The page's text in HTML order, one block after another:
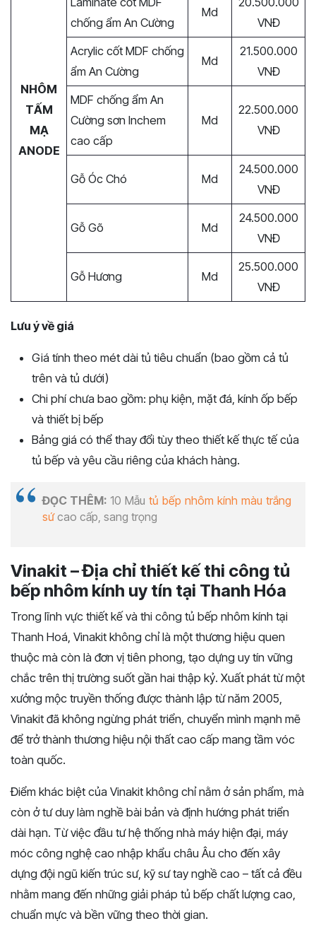
NHÔM
TẤM
MẠ
ANODE
chống ẩm An Cường
Md
VNĐ
Acrylic cốt MDF chống
ẩm An Cường
Md
21.500.000
VNĐ
MDF chống ẩm An
Cường sơn Inchem
cao cấp
Md
22.500.000
VNĐ
Gỗ Óc Chó Md
24.500.000
VNĐ
Gỗ Gõ Md
24.500.000
VNĐ
Gỗ Hương Md
25.500.000
VNĐ
Lưu ý về giá
Giá tính theo mét dài tủ tiêu chuẩn (bao gồm cả tủ
trên và tủ dưới)
Chi phí chưa bao gồm: phụ kiện, mặt đá, kính ốp bếp
và thiết bị bếp
Bảng giá có thể thay đổi tùy theo thiết kế thực tế của
tủ bếp và yêu cầu riêng của khách hàng.
ĐỌC THÊM: 10 Mẫu tủ bếp nhôm kính màu trắng
sứcao cấp, sang trọng
Vinakit – Địa chỉ thiết kế thi công tủ
bếp nhôm kính uy tín tại Thanh Hóa
Trong lĩnh vực thiết kế và thi công tủ bếp nhôm kính tại
Thanh Hoá, Vinakit không chỉ là một thương hiệu quen
thuộc mà còn là đơn vị tiên phong, tạo dựng uy tín vững
chắc trên thị trường suốt gần hai thập kỷ. Xuất phát từ một
xưởng mộc truyền thống được thành lập từ năm 2005,
Vinakit đã không ngừng phát triển, chuyển mình mạnh mẽ
để trở thành thương hiệu nội thất cao cấp mang tầm vóc
toàn quốc.
Điểm khác biệt của Vinakit không chỉ nằm ở sản phẩm, mà
còn ở tư duy làm nghề bài bản và định hướng phát triển
dài hạn. Từ việc đầu tư hệ thống nhà máy hiện đại, máy
móc công nghệ cao nhập khẩu châu Âu cho đến xây
dựng đội ngũ kiến trúc sư, kỹ sư tay nghề cao – tất cả đều
nhằm mang đến những giải pháp tủ bếp chất lượng cao,
chuẩn mực và bền vững theo thời gian.